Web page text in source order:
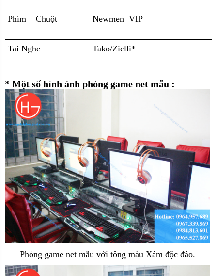
Phím + Chuột Newmen VIP
Tai Nghe Tako/Ziclli*
* Một số hình ảnh phòng game net mẫu :
Phòng game net mẫu với tông màu Xám độc đáo.